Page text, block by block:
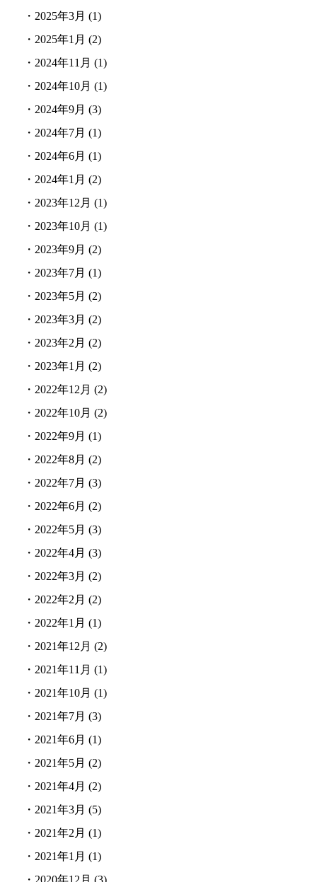
・ 2025年3月 (1)
・ 2025年1月 (2)
・ 2024年11月 (1)
・ 2024年10月 (1)
・ 2024年9月 (3)
・ 2024年7月 (1)
・ 2024年6月 (1)
・ 2024年1月 (2)
・ 2023年12月 (1)
・ 2023年10月 (1)
・ 2023年9月 (2)
・ 2023年7月 (1)
・ 2023年5月 (2)
・ 2023年3月 (2)
・ 2023年2月 (2)
・ 2023年1月 (2)
・ 2022年12月 (2)
・ 2022年10月 (2)
・ 2022年9月 (1)
・ 2022年8月 (2)
・ 2022年7月 (3)
・ 2022年6月 (2)
・ 2022年5月 (3)
・ 2022年4月 (3)
・ 2022年3月 (2)
・ 2022年2月 (2)
・ 2022年1月 (1)
・ 2021年12月 (2)
・ 2021年11月 (1)
・ 2021年10月 (1)
・ 2021年7月 (3)
・ 2021年6月 (1)
・ 2021年5月 (2)
・ 2021年4月 (2)
・ 2021年3月 (5)
・ 2021年2月 (1)
・ 2021年1月 (1)